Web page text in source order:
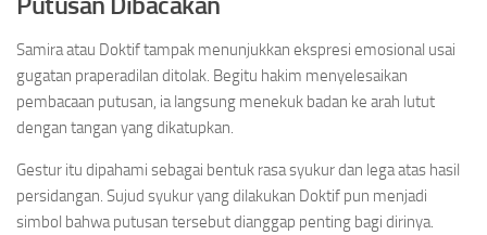
Samira atau Doktif tampak menunjukkan ekspresi emosional usai
gugatan praperadilan ditolak. Begitu hakim menyelesaikan
pembacaan putusan, ia langsung menekuk badan ke arah lutut
dengan tangan yang dikatupkan.
Gestur itu dipahami sebagai bentuk rasa syukur dan lega atas hasil
persidangan. Sujud syukur yang dilakukan Doktif pun menjadi
simbol bahwa putusan tersebut dianggap penting bagi dirinya.